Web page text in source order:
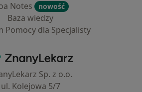
Notes
nowość
Baza wiedzy
Pomocy dla Specjalisty
ZnanyLekarz - Strona główna
Sp. z o.o.
ul. Kolejowa 5/7